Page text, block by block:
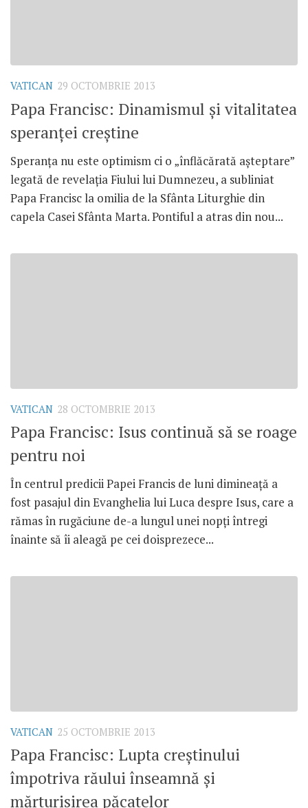
VATICAN 29 OCTOMBRIE 2013
Papa Francisc: Dinamismul şi vitalitatea
speranţei creştine
Speranţa nu este optimism ci o „înflăcărată aşteptare”
legată de revelaţia Fiului lui Dumnezeu, a subliniat
Papa Francisc la omilia de la Sfânta Liturghie din
capela Casei Sfânta Marta. Pontiful a atras din nou...
VATICAN 28 OCTOMBRIE 2013
Papa Francisc: Isus continuă să se roage
pentru noi
În centrul predicii Papei Francis de luni dimineaţă a
fost pasajul din Evanghelia lui Luca despre Isus, care a
rămas în rugăciune de-a lungul unei nopţi întregi
înainte să îi aleagă pe cei doisprezece...
VATICAN 25 OCTOMBRIE 2013
Papa Francisc: Lupta creştinului
împotriva răului înseamnă şi
mărturisirea păcatelor